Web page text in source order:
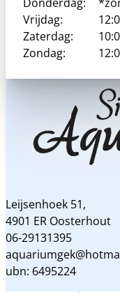
Leijsenhoek 51,
4901 ER Oosterhout
06-29131395
ubn: 6495224
Donderdag:
Vrijdag:
Zaterdag:
Zondag: